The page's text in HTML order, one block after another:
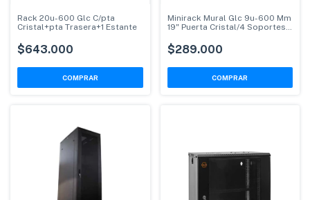
Rack 20u-600 Glc C/pta
Cristal+pta Trasera+1 Estante
$643.000
Minirack Mural Glc 9u-600 Mm
19" Puerta Cristal/4 Soportes
$289.000